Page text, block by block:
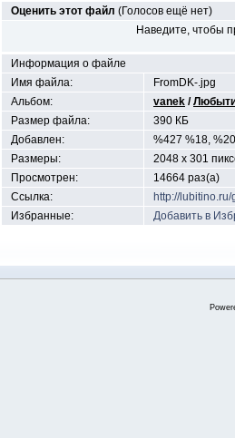
Оценить этот файл (Голосов ещё нет)
Наведите, чтобы
Информация о файле
Имя файла:
FromDK-.jpg
Альбом:
vanek /
Размер файла:
390 КБ
Добавлен:
%427 %18,
Размеры:
2048 x 301
Просмотрен:
14664 раз(а)
Ссылка:
http://
Избранные:
Добавить в